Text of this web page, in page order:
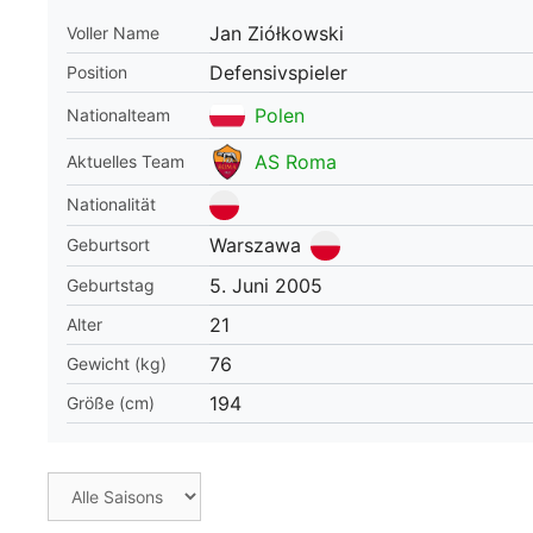
downloaden
Voller Name Jan Ziółkowski
Position Defensivspieler
Nationalteam Polen
Aktuelles Team AS Roma
Nationalität
Geburtsort
Warszawa
Geburtstag 5. Juni 2005
Alter 21
Gewicht (kg) 76
Größe (cm) 194